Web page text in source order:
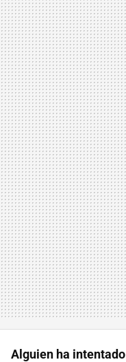
Alguien ha intentado